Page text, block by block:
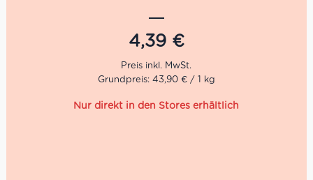
schmeckt hervorragend zu Weißbrot und frischem Salat
oder als Dessert-Käse mit etwas Feigensenf auf einer
4,39 €
Grundpreis: 43,90 € / 1 kg